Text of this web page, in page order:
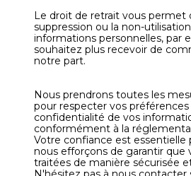
Le droit de retrait vous permet
suppression ou la non-
informations personnelles, par
souhaitez plus recevoir de
notre part.
Nous prendrons toutes les
pour respecter vos préférences
confidentialité de vos
conformément à la
Votre confiance est essentielle
nous efforçons de garantir que
traitées de manière sécurisée